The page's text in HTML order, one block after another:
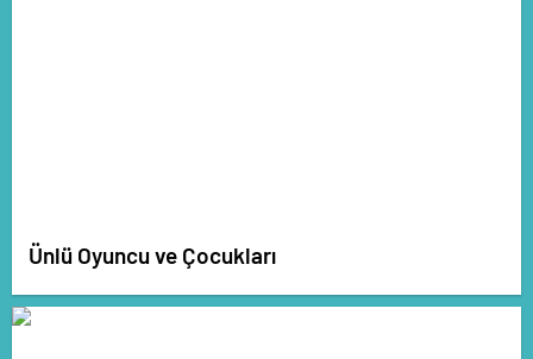
Ünlü Oyuncu ve Çocukları